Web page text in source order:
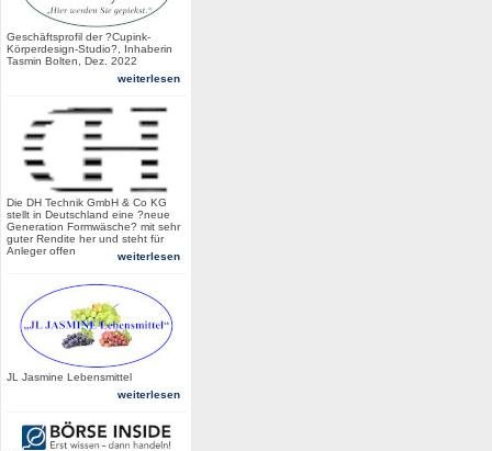
Geschäftsprofil der ?Cupink-
Körperdesign-Studio?, Inhaberin
Tasmin Bolten, Dez. 2022
weiterlesen
Die DH Technik GmbH & Co KG
stellt in Deutschland eine ?neue
Generation Formwäsche? mit sehr
guter Rendite her und steht für
Anleger offen
weiterlesen
JL Jasmine Lebensmittel
weiterlesen